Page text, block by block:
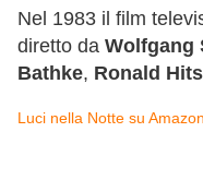
Nel 1983 il film
diretto da Wolfgang
Bathke, Ronald
Luci nella Notte su Amazon